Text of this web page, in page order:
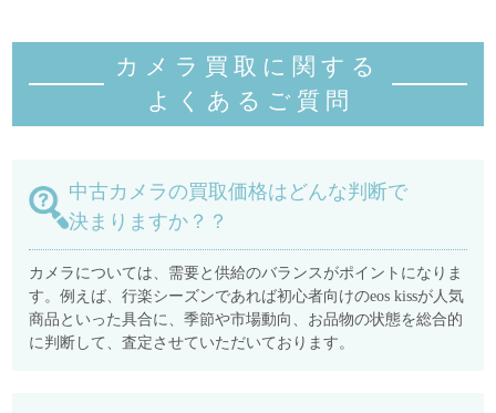
カメラ買取に関する
よくあるご質 問
中古カメラの買取価格はどんな判断で
決まりますか？？
カメラについては、需要と供給のバランスがポイントになりま
す。例えば、行楽シーズンであれば初心者向けのeos kissが人気
商品といった具合に、季節や市場動向、お品物の状態を総合的
に判断して、査定させていただいております。